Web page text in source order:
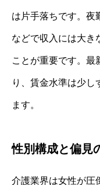
は片手落ちです。夜
などで収入には大き
ことが重要です。最
り、賃金水準は少し
ます。
性別構成と偏見
介護業界は女性が圧